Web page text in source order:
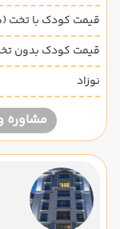
قیمت کودک با تخت
قیمت کودک بدون
نوزاد
مشاوره